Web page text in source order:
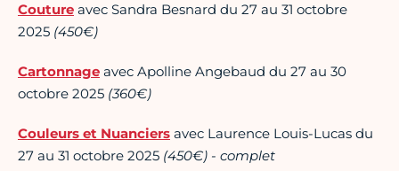
Couture avec Sandra Besnard du 27 au 31 octobre
2025 (450€)
Cartonnage avec Apolline Angebaud du 27 au 30
octobre 2025 (360€)
Couleurs et Nuanciers avec Laurence Louis-Lucas du
27 au 31 octobre 2025 (450€) - complet